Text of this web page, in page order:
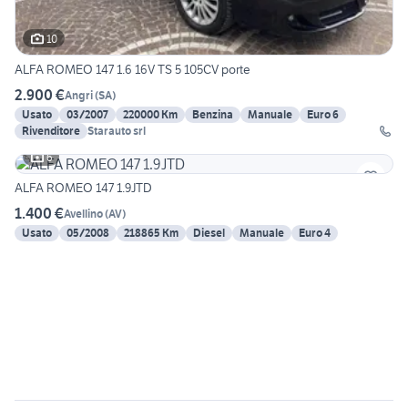
10
ALFA ROMEO 147 1.6 16V TS 5 105CV porte
2.900 €Angri(SA)
Usato
03/2007 220000 Km Benzina Manuale
Euro 6
Rivenditore Starauto srl
6
ALFA ROMEO 147 1.9JTD
1.400 €Avellino(AV)
Usato
05/2008 218865 Km Diesel Manuale Euro 4